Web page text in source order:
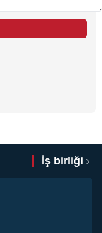
İş birliği